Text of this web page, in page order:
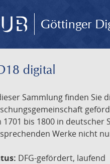
Göttinger
digital
Sammlung finden Sie
1701 bis 1800 in deutscher
Werke nicht
DFG-gefördert, laufend